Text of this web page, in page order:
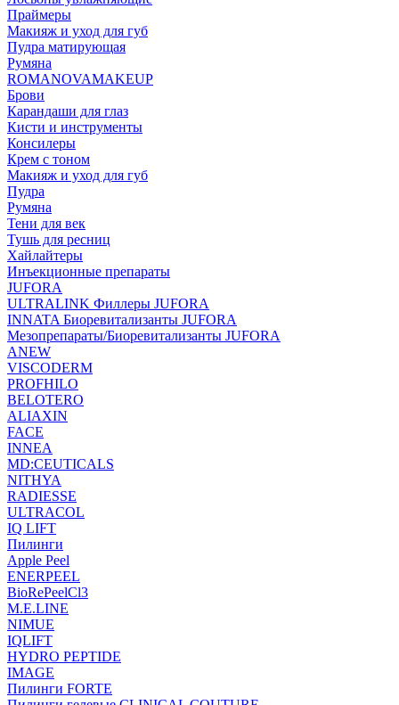
Праймеры
Макияж и уход для губ
Пудра матирующая
Румяна
ROMANOVAMAKEUP
Брови
Карандаши для глаз
Кисти и инструменты
Консилеры
Крем с тоном
Макияж и уход для губ
Пудра
Румяна
Тени для век
Тушь для ресниц
Хайлайтеры
Инъекционные препараты
JUFORA
ULTRALINK Филлеры JUFORA
INNATA Биоревитализанты JUFORA
Мезопрепараты/Биоревитализанты JUFORA
ANEW
VISCODERM
PROFHILO
BELOTERO
ALIAXIN
FACE
INNEA
MD:CEUTICALS
NITHYA
RADIESSE
ULTRACOL
IQ LIFT
Пилинги
Apple Peel
ENERPEEL
BioRePeelCl3
M.E.LINE
NIMUE
IQLIFT
HYDRO PEPTIDE
IMAGE
Пилинги FORTE